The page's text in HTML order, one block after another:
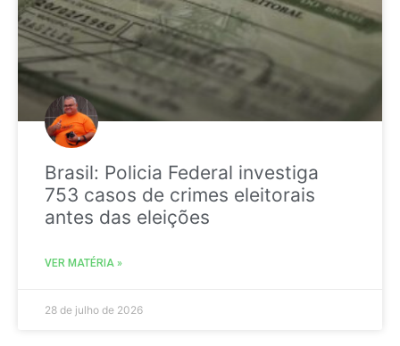
Brasil: Policia Federal investiga
753 casos de crimes eleitorais
antes das eleições
VER MATÉRIA »
28 de julho de 2026